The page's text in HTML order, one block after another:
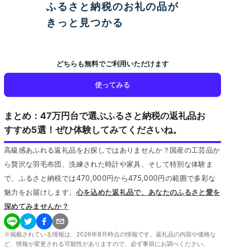
ふるさと納税のお礼の品が
きっと見つかる
どちらも無料でご利用いただけます
使ってみる
まとめ：47万円台で選ぶふるさと納税の返礼品お
すすめ5選！ぜひ体験してみてくださいね。
高級感あふれる返礼品をお探しではありませんか？国産の工芸品か
ら贅沢な羽毛布団、洗練された時計や家具、そして特別な体験ま
で、ふるさと納税では470,000円から475,000円の範囲で多彩な
魅力をお届けします。 心を込めた返礼品で、あなたのふるさと愛を
深めてみませんか？
※掲載されている情報は、 2026年8 月時点の情報です。返礼品の内容や価格な
ど、情報が変更される可能性がありますので、必ず事前にお調べください。